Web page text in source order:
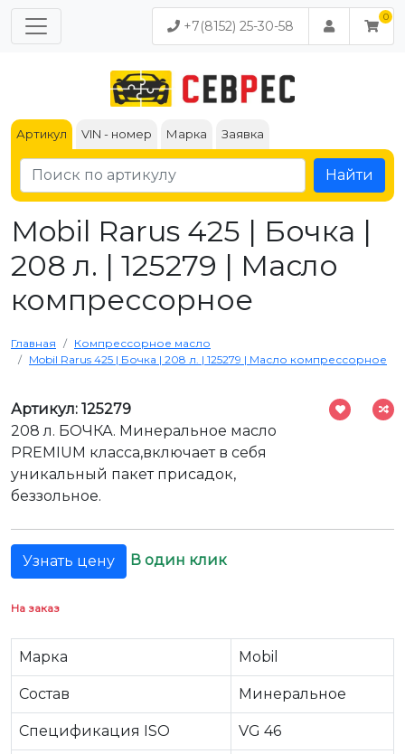
+7(8152) 25-30-58
Артикул VIN - номер Марка Заявка
Найти
Mobil Rarus 425 | Бочка |
208 л. | 125279 | Масло
компрессорное
Главная
Компрессорное масло
Mobil Rarus 425 | Бочка | 208 л. | 125279 | Масло компрессорное
Артикул: 125279
208 л. БОЧКА. Минеральное масло
PREMIUM класса,включает в себя
уникальный пакет присадок,
беззольное.
Узнать цену В один клик
На заказ
Марка Mobil
Состав Минеральное
Спецификация ISO VG 46